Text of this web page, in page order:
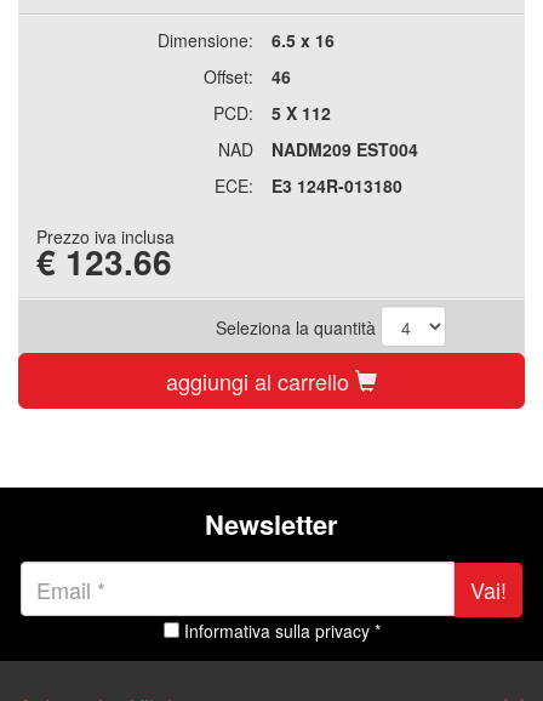
Dimensione:
6.5 x 16
Offset:
46
PCD:
5 X 112
NAD
NADM209 EST004
ECE:
E3 124R-013180
Prezzo iva inclusa
€ 123.66
Seleziona la quantità
aggiungi al carrello
Newsletter
Vai!
Informativa sulla privacy *